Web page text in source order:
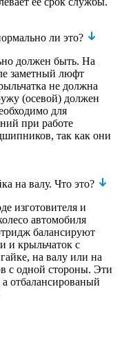
ли это?
должен быть. На
заметный люфт
не должна
(осевой) должен
для
при работе
так как они
на валу. Что это?
изготовителя и
автомобиля
балансируют
и крыльчаток с
на валу или на
с одной стороны. Эти
отбалансированый